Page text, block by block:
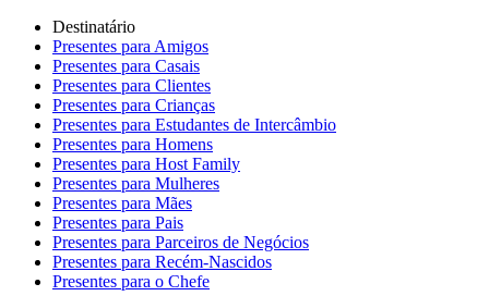
Destinatário
Presentes para Amigos
Presentes para Casais
Presentes para Clientes
Presentes para Crianças
Presentes para Estudantes de Intercâmbio
Presentes para Homens
Presentes para Host Family
Presentes para Mulheres
Presentes para Mães
Presentes para Pais
Presentes para Parceiros de Negócios
Presentes para Recém-Nascidos
Presentes para o Chefe